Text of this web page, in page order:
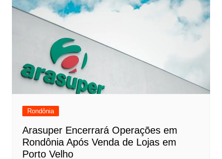
Rondônia
Arasuper Encerrará Operações em
Rondônia Após Venda de Lojas em
Porto Velho